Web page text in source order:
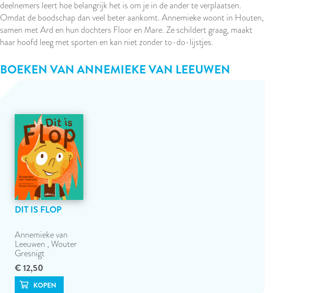
deelnemers leert hoe belangrijk het is om je in de ander te verplaatsen.
Omdat de boodschap dan veel beter aankomt. Annemieke woont in Houten,
samen met Ard en hun dochters Floor en Mare. Ze schildert graag, maakt
haar hoofd leeg met sporten en kan niet zonder to-do-lijstjes.
BOEKEN VAN ANNEMIEKE VAN LEEUWEN
DIT IS FLOP
Annemieke van
Leeuwen , Wouter
Gresnigt
€ 12,50